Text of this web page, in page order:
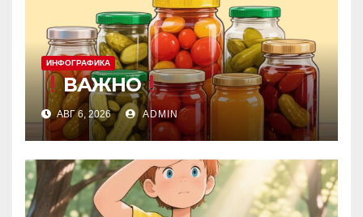
ИНФОГРАФИКА
ВАЖНО
АВГ 6, 2026 ADMIN